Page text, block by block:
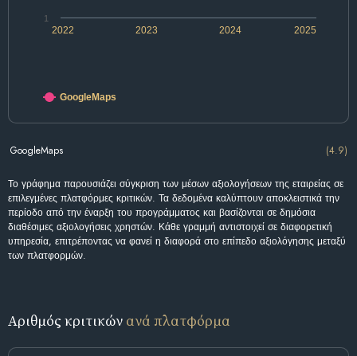
2022 2024
2023 2025
1
GoogleMaps
GoogleMaps (4.9)
Το γράφημα παρουσιάζει σύγκριση των μέσων αξιολογήσεων της εταιρείας σε
επιλεγμένες πλατφόρμες κριτικών. Τα δεδομένα καλύπτουν αποκλειστικά την
περίοδο από την έναρξη του προγράμματος και βασίζονται σε δημόσια
διαθέσιμες αξιολογήσεις χρηστών. Κάθε γραμμή αντιστοιχεί σε διαφορετική
υπηρεσία, επιτρέποντας να φανεί η διαφορά στο επίπεδο αξιολόγησης μεταξύ
των πλατφορμών.
Αριθμός κριτικών ανά πλατφόρμα